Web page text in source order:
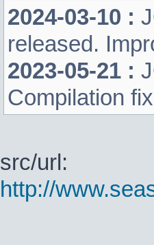
2024-03-10 :
released.
2023-05-21 :
Compilation
src/url:
http://